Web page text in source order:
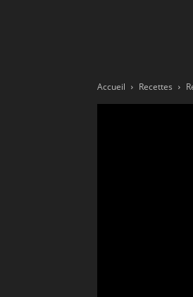
Accueil Recettes